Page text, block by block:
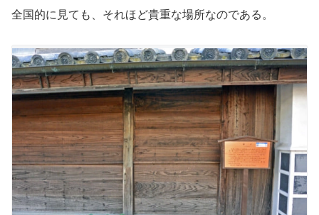
全国的に見ても、それほど貴重な場所なのである。